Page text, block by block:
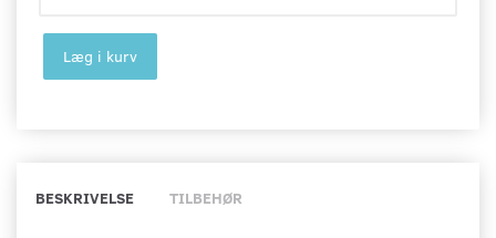
Læg i kurv
BESKRIVELSE TILBEHØR